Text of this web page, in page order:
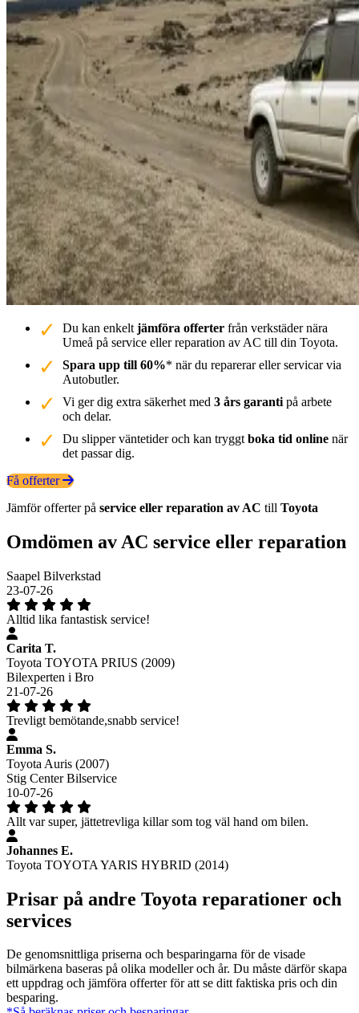
Du kan enkelt jämföra offerter från verkstäder nära
Umeå på service eller reparation av AC till din Toyota.
Spara upp till 60%* när du reparerar eller servicar via
Autobutler.
Vi ger dig extra säkerhet med 3 års garanti på arbete
och delar.
Du slipper väntetider och kan tryggt boka tid online när
det passar dig.
Få offerter
Jämför offerter på service eller reparation av AC till Toyota
Omdömen av AC service eller reparation
Saapel Bilverkstad
23-07-26
Alltid lika fantastisk service!
Carita T.
Toyota TOYOTA PRIUS (2009)
Bilexperten i Bro
21-07-26
Trevligt bemötande,snabb service!
Emma S.
Toyota Auris (2007)
Stig Center Bilservice
10-07-26
Allt var super, jättetrevliga killar som tog väl hand om bilen.
Johannes E.
Toyota TOYOTA YARIS HYBRID (2014)
Prisar på andre Toyota reparationer och
services
De genomsnittliga priserna och besparingarna för de visade
bilmärkena baseras på olika modeller och år. Du måste därför skapa
ett uppdrag och jämföra offerter för att se ditt faktiska pris och din
besparing.